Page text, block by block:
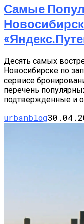
Самые
Десять самых
Новосибирске по
сервисе
перечень
подтвержденные и
urbanblog